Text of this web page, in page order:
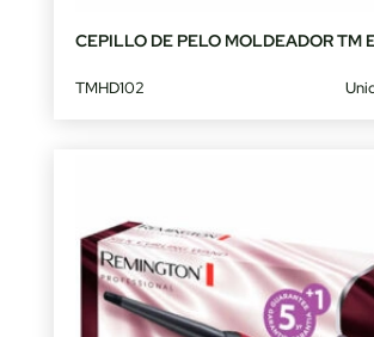
CEPILLO DE PELO MOLDEADOR TM
TMHD102